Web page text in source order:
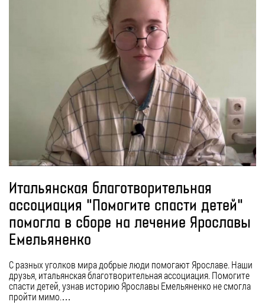
Итальянская благотворительная
ассоциация "Помогите спасти детей"
помогла в сборе на лечение Ярославы
Емельяненко
С разных уголков мира добрые люди помогают Ярославе. Наши
друзья, итальянская благотворительная ассоциация. Помогите
спасти детей, узнав историю Ярославы Емельяненко не смогла
пройти мимо.…